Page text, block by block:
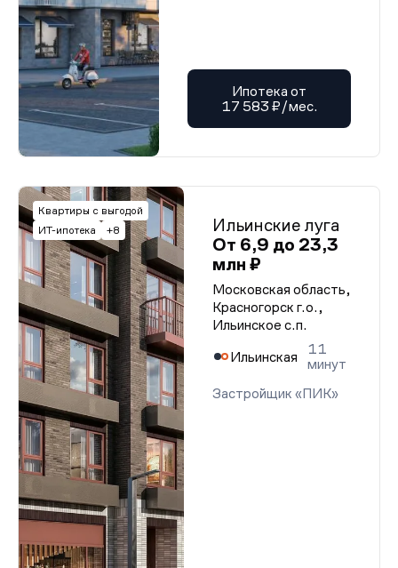
Ипотека от
17 583 ₽/мес.
Квартиры с выгодой
ИТ-ипотека
+8
Ильинские луга
От 6,9 до 23,3
млн ₽
Московская область,
Красногорск г.о.,
Ильинское с.п.
Ильинская
11
минут
Застройщик «ПИК»